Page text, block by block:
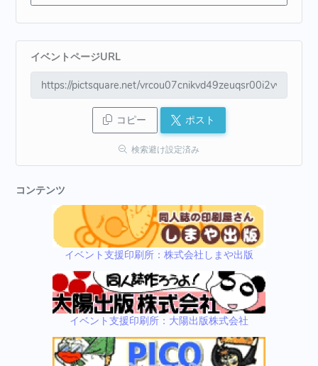
イベントページURL
コピー ポスト
検索避け設定済み
コンテンツ
イベント支援印刷所：株式会社しまや出版
イベント支援印刷所：大陽出版株式会社